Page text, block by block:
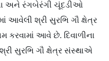
અને રંગબેરંગી ચૂંદડીઓ
આવેલી શ્રી સુરભિ ગૌ ક્ષેત્ર
કરવામાં આવે છે. દિવાળીના
સુરભિ ગૌ ક્ષેત્ર સંસ્થાએ